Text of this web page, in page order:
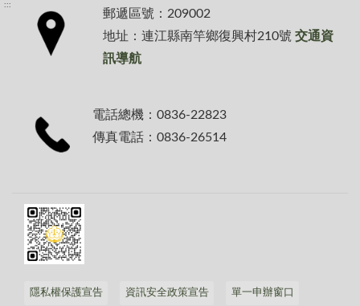
:::
郵遞區號：209002
地址：連江縣南竿鄉復興村210號 交通資
訊導航
電話總機：0836-22823
傳真電話：0836-26514
隱私權保護宣告 資訊安全政策宣告 單一申辦窗口